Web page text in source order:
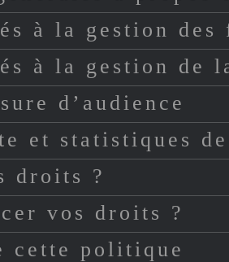
à la gestion des
à la gestion de
d’audience
et statistiques
droits ?
vos droits ?
cette politique